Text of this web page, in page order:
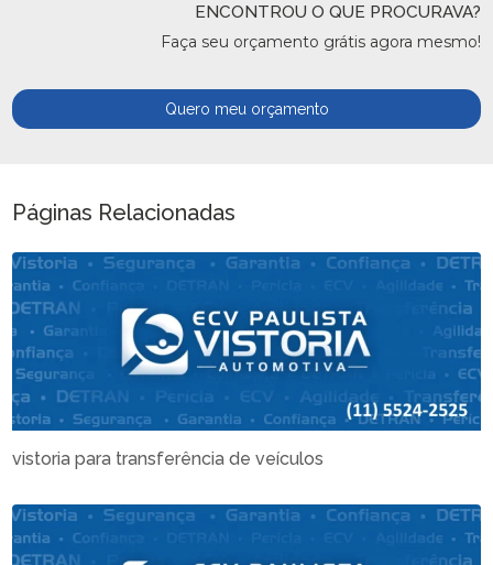
ENCONTROU O QUE PROCURAVA?
Faça seu orçamento grátis agora mesmo!
Quero meu orçamento
Páginas Relacionadas
vistoria para transferência de veículos